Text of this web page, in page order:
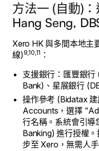
方法一 (自動)
Hang Seng,
Xero HK 與多間本地主
線)9,10,11 ：
支援銀行：匯豐銀
Bank)、星展銀行
操作參考 (Bidatax
Accounts，選擇
行名稱。系統會引
Banking) 進行授權
步至 Xero，無需人